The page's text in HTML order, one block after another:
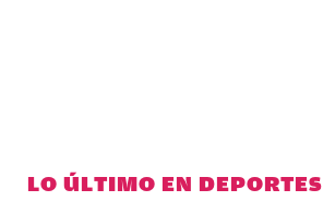
LO ÚLTIMO EN DEPORTES